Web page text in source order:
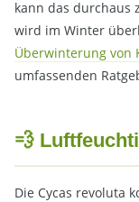
kann das durchaus
wird im Winter
Überwinterung von
umfassenden
💨
Die Cycas revoluta